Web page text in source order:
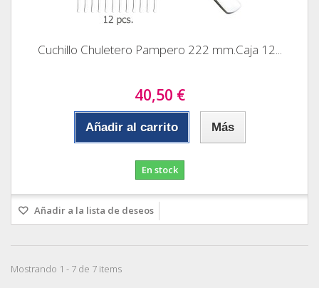
Cuchillo Chuletero Pampero 222 mm.Caja 12...
40,50 €
Añadir al carrito Más
En stock
Añadir a la lista de deseos
Mostrando 1 - 7 de 7 items